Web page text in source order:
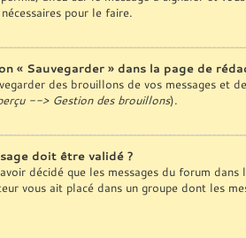
pour le faire.
« Sauvegarder » dans la page de
des brouillons de vos messages et
--> Gestion des brouillons).
doit être validé ?
décidé que les messages du forum
vous ait placé dans un groupe dont les